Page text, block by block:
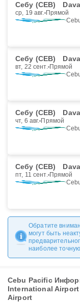
Себу (CEB)
ср, 19 авг. Прямой
Себу (CEB)
вт, 22 сент. Прямой
Себу (CEB)
чт, 6 авг. Прямой
Себу (CEB)
пт, 11 сент. Прямой
Обратите
могут быть
наиболее
Cebu Pacific
International
Airport